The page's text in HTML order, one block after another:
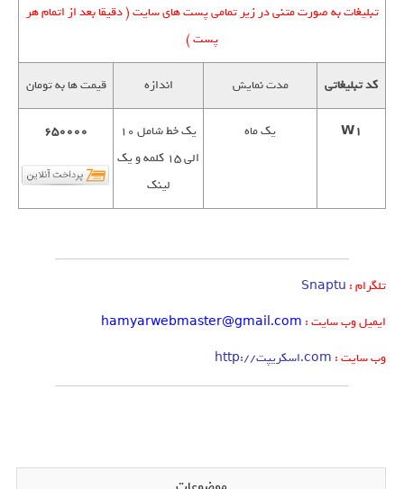
تبلیغات به صورت متنی در زیر تمامی پست های سایت ( دقیقا بعد از اتمام هر
پست )
کد تبلیغاتی مدت نمایش اندازه قیمت ها به تومان
W1 یک ماه
یک خط شامل 10
الی 15 کلمه و یک
لینک
650000
تلگرام : Snaptu
hamyarwebmaster@gmail.com : ایمیل وب سایت
http://اسکریپت.com : وب سایت